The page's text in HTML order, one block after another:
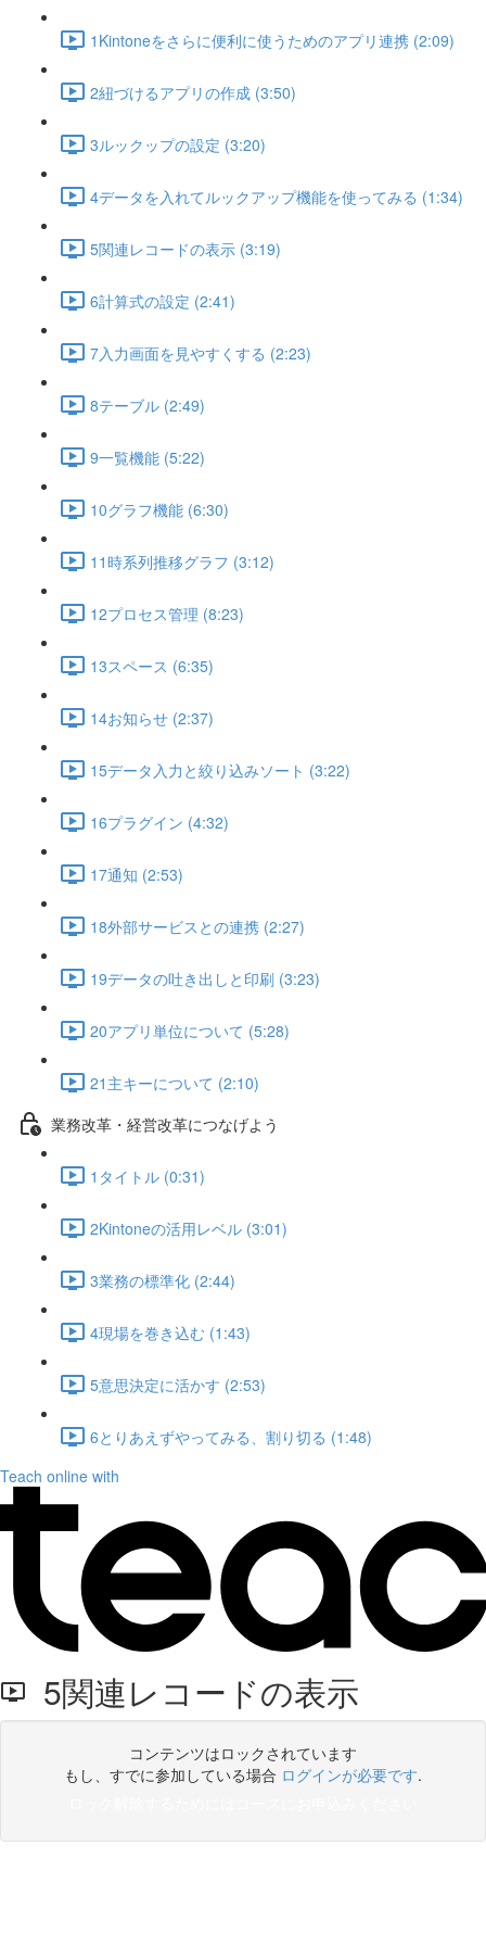
1Kintoneをさらに便利に使うためのアプリ連携 (2:09)
2紐づけるアプリの作成 (3:50)
3ルックップの設定 (3:20)
4データを入れてルックアップ機能を使ってみる (1:34)
5関連レコードの表示 (3:19)
6計算式の設定 (2:41)
7入力画面を見やすくする (2:23)
8テーブル (2:49)
9一覧機能 (5:22)
10グラフ機能 (6:30)
11時系列推移グラフ (3:12)
12プロセス管理 (8:23)
13スペース (6:35)
14お知らせ (2:37)
15データ入力と絞り込みソート (3:22)
16プラグイン (4:32)
17通知 (2:53)
18外部サービスとの連携 (2:27)
19データの吐き出しと印刷 (3:23)
20アプリ単位について (5:28)
21主キーについて (2:10)
業務改革・経営改革につなげよう
1タイトル (0:31)
2Kintoneの活用レベル (3:01)
3業務の標準化 (2:44)
4現場を巻き込む (1:43)
5意思決定に活かす (2:53)
6とりあえずやってみる、割り切る (1:48)
Teach online with
5関連レコードの表示
コンテンツはロックされています
もし、すでに参加している場合 ログインが必要です.